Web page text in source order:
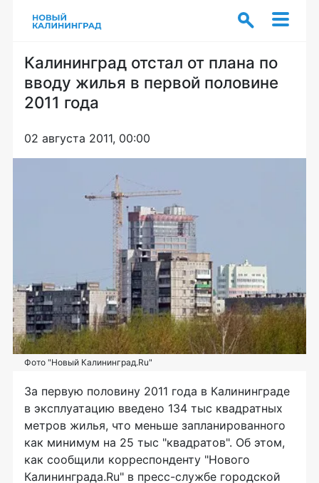
Калининград отстал от плана по
вводу жилья в первой половине
2011 года
02 августа 2011, 00:00
Фото "Новый Калининград.Ru"
За первую половину 2011 года в Калининграде
в эксплуатацию введено 134 тыс квадратных
метров жилья, что меньше запланированного
как минимум на 25 тыс "квадратов". Об этом,
как сообщили корреспонденту "Нового
Калининграда.Ru" в пресс-службе городской